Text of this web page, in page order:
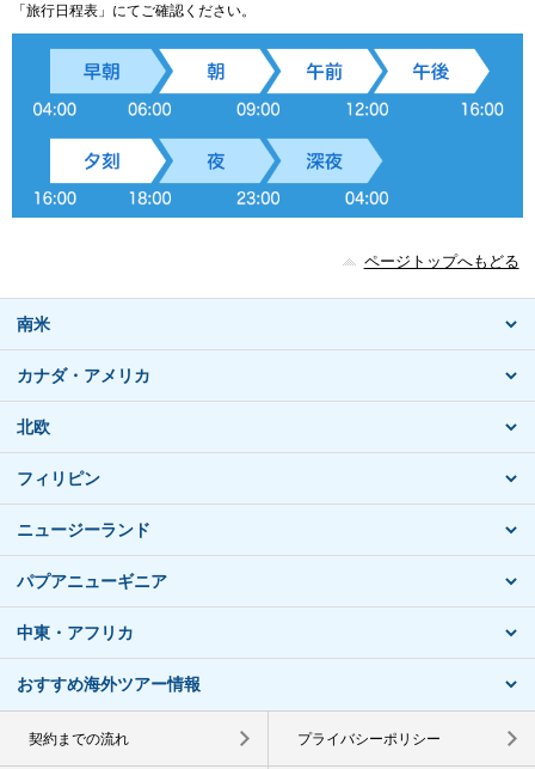
「旅行日程表」にてご確認ください。
ページトップへもどる
南米
カナダ・アメリカ
北欧
フィリピン
ニュージーランド
パプアニューギニア
中東・アフリカ
おすすめ海外ツアー情報
契約までの流れ プライバシーポリシー